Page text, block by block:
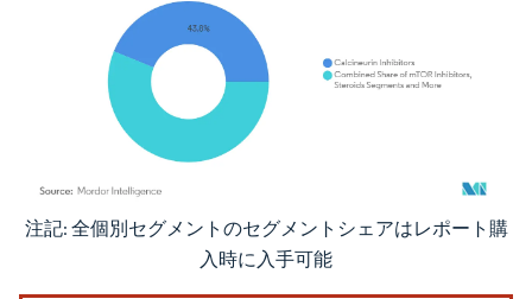
画像 © Mordor Intelligence。再利用にはCC BY 4.0の表示が必要です。
注記: 全個別セグメントのセグメントシェアはレポート購
入時に入手可能